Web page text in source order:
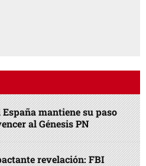
España mantiene su paso
al Génesis PN
revelación: FBI